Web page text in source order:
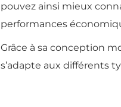
pouvez ainsi mieux
performances
Grâce à sa conception
s’adapte aux différents